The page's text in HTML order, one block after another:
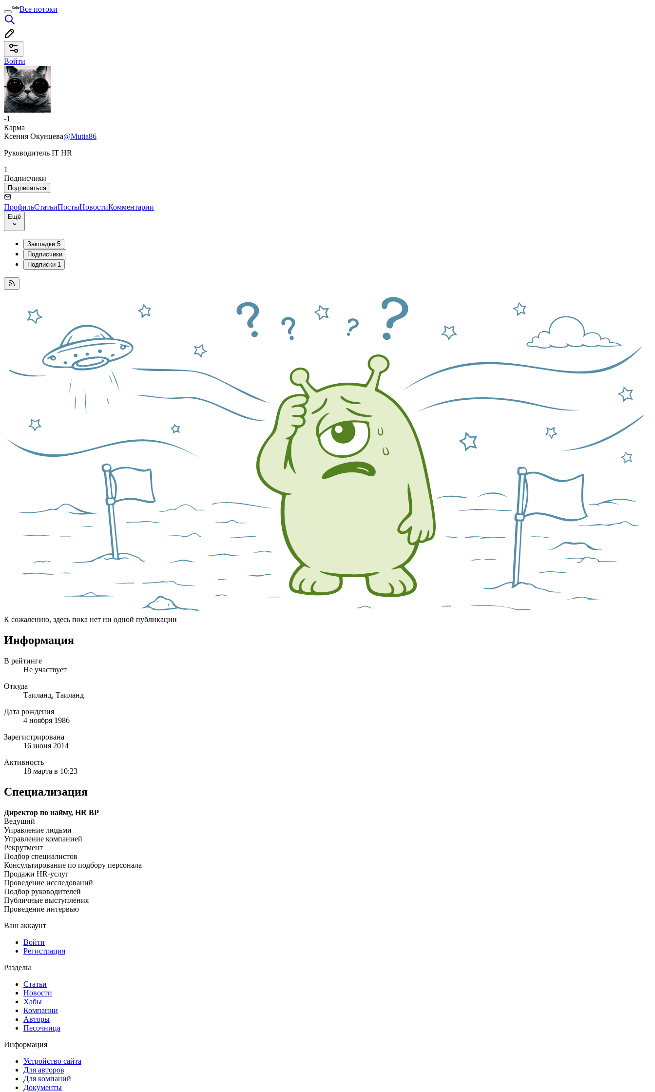
Все потоки
Войти
-1
Карма
Ксения Окунцева@Mutia86
Руководитель IT HR
1
Подписчики
Подписаться
ПрофильСтатьиПостыНовостиКомментарии
Ещё
Закладки 5
Подписчики
Подписки 1
К сожалению, здесь пока нет ни одной публикации
Информация
В рейтинге
Не участвует
Откуда
Таиланд, Таиланд
Дата рождения
4 ноября 1986
Зарегистрирована
16 июня 2014
Активность
18 марта в 10:23
Специализация
Директор по найму, HR BP
Ведущий
Управление людьми
Управление компанией
Рекрутмент
Подбор специалистов
Консультирование по подбору персонала
Продажи HR-услуг
Проведение исследований
Подбор руководителей
Публичные выступления
Проведение интервью
Ваш аккаунт
Войти
Регистрация
Разделы
Статьи
Новости
Хабы
Компании
Авторы
Песочница
Информация
Устройство сайта
Для авторов
Для компаний
Документы